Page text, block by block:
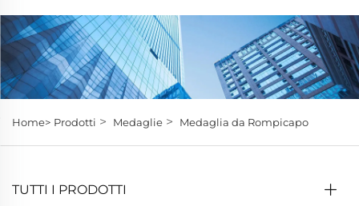
Home> Prodotti > Medaglie > Medaglia da Rompicapo
TUTTI I PRODOTTI